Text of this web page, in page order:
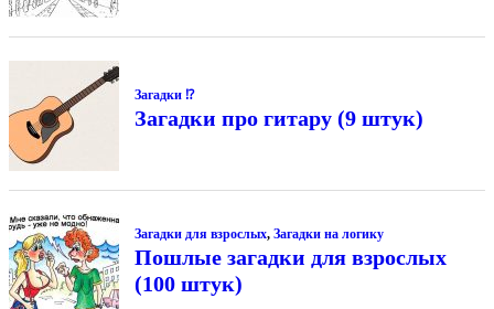
Загадки ⁉
Загадки про гитару (9 штук)
Загадки для взрослых, Загадки на логику
Пошлые загадки для взрослых
(100 штук)